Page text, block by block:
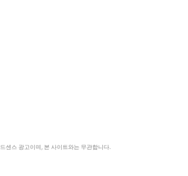
센스 광고이며, 본 사이트와는 무관합니다.